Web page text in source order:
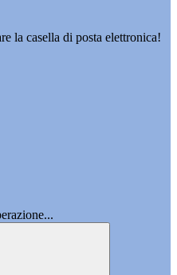
la casella di posta elettronica!